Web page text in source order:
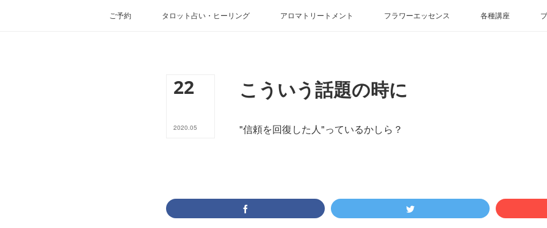
ご予約 タロット占い・ヒーリング アロマトリートメント フラワーエッセンス 各種講座
22
2020.05
こういう話題の時に
"信頼を回復した人"っているかしら？